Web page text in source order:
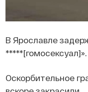
В Ярославле
Оскорбительное